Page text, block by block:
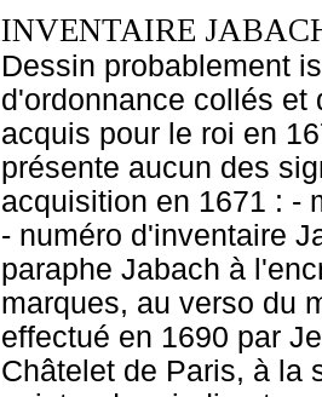
INVENTAIRE
Dessin probablement
d'ordonnance collés et
acquis pour le roi en
présente aucun des
acquisition en 1671 : -
- numéro d'inventaire
paraphe Jabach à
marques, au verso du
effectué en 1690 par
Châtelet de Paris, à la